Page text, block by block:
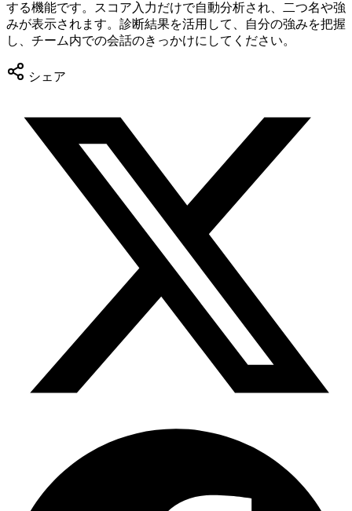
する機能です。スコア入力だけで自動分析され、二つ名や強
みが表示されます。診断結果を活用して、自分の強みを把握
し、チーム内での会話のきっかけにしてください。
シェア